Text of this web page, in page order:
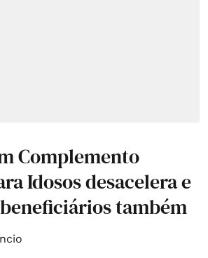
Complemento
Idosos desacelera e
também